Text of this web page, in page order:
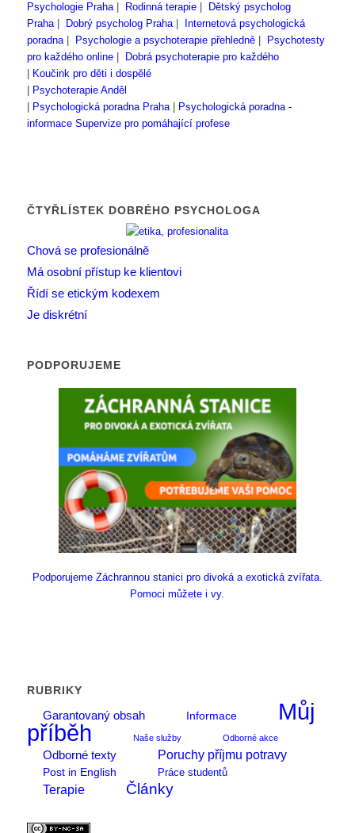
Psychologie Praha| Rodinná terapie|
Dětský psycholog
Praha| Dobrý psycholog Praha|
Internetová psychologická
poradna| Psychologie a psychoterapie přehledně|
Psychotesty
pro každého online|
Dobrá psychoterapie pro každého
Koučink pro děti i dospělé
Psychoterapie Anděl
Psychologická poradna Praha|
Psychologická poradna -
informace Supervize pro pomáhající profese
ČTYŘLÍSTEK DOBRÉHO PSYCHOLOGA
Chová se profesionálně
Má osobní přístup ke klientovi
Řídí se etickým kodexem
Je diskrétní
PODPORUJEME
Podporujeme Záchrannou stanici pro divoká a exotická zvířata.
Pomoci můžete i vy.
RUBRIKY
Garantovaný obsah
Informace
Můj
příběh
Naše služby Odborné akce
Odborné texty Poruchy příjmu potravy
Post in English Práce studentů
Terapie Články